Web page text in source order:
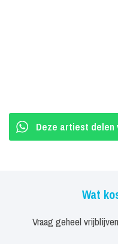
Deze artiest delen
Wat
Vraag geheel